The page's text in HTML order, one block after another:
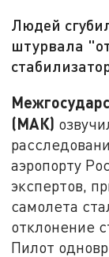
Людей
штурвала
(МАК)
аэропорту
экспертов,
самолета
отклонение
Пилот